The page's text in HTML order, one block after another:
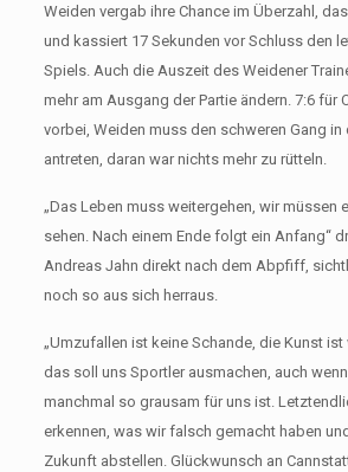
Weiden vergab ihre Chance im Überzahl,
und kassiert 17 Sekunden vor Schluss den
Spiels. Auch die Auszeit des Weidener
mehr am Ausgang der Partie ändern. 7:6 für
vorbei, Weiden muss den schweren Gang in
antreten, daran war nichts mehr zu rütteln.
„Das Leben muss weitergehen, wir müssen
sehen. Nach einem Ende folgt ein Anfang“
Andreas Jahn direkt nach dem Abpfiff,
noch so aus sich herraus.
„Umzufallen ist keine Schande, die Kunst
das soll uns Sportler ausmachen, auch
manchmal so grausam für uns ist.
erkennen, was wir falsch gemacht haben
Zukunft abstellen. Glückwunsch an